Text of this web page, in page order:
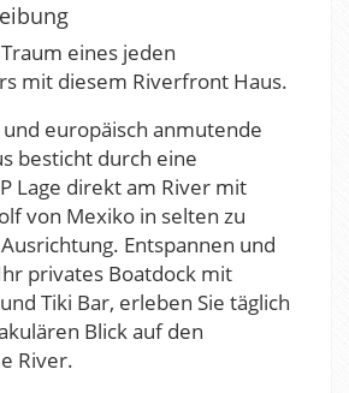
eines jeden
mit diesem Riverfront Haus.
und europäisch anmutende
besticht durch eine
Lage direkt am River mit
von Mexiko in selten zu
Entspannen und
privates Boatdock mit
Tiki Bar, erleben Sie täglich
Blick auf den
River.